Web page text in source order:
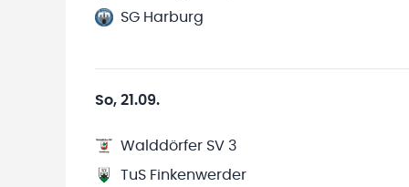
SG Harburg
So, 21.09.
Walddörfer SV 3
TuS Finkenwerder